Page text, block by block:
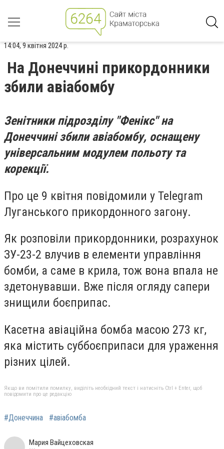
14:04, 9 квітня 2024 р.
На Донеччині прикордонники
збили авіабомбу
Зенітники підрозділу "Фенікс" на
Донеччині збили авіабомбу, оснащену
універсальним модулем польоту та
корекції.
Про це 9 квітня повідомили у Telegram
Луганського прикордонного загону.
Як розповіли прикордонники, розрахунок
ЗУ-23-2 влучив в елементи управління
бомби, а саме в крила, тож вона впала не
здетонувавши. Вже після огляду сапери
знищили боєприпас.
Касетна авіаційна бомба масою 273 кг,
яка містить суббоєприпаси для ураження
різних цілей.
Якщо ви помітили помилку, виділіть необхідний текст і натисніть Ctrl + Enter, щоб
повідомити про це редакцію
#Донеччина #авіабомба
Мария Вайцеховская